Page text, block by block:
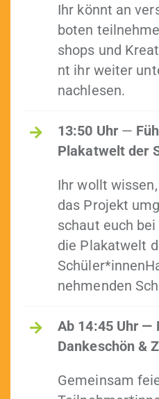
Ihr kön­nt an
boten
shops und
nt ihr weit­er
nachlesen.
13:50 Uhr—
Plakatwelt der
Ihr wollt
das Pro­jekt
schaut euch
die Plakatwelt
nehmenden
Ab 14:45 Uhr —
Dankeschön &
Gemein­sam